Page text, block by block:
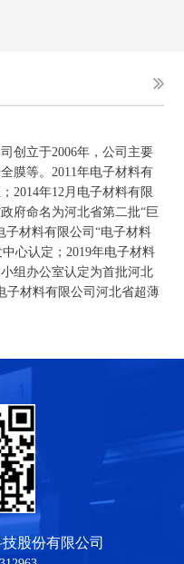
创立于2006年，公司主要
膜等。2011年电子材料有
2014年12月电子材料有限
府命名为河北省第二批“巨
子材料有限公司“电子材料
心认定；2019年电子材料
组办公室认定为首批河北
子材料有限公司河北省超薄
股份有限公司